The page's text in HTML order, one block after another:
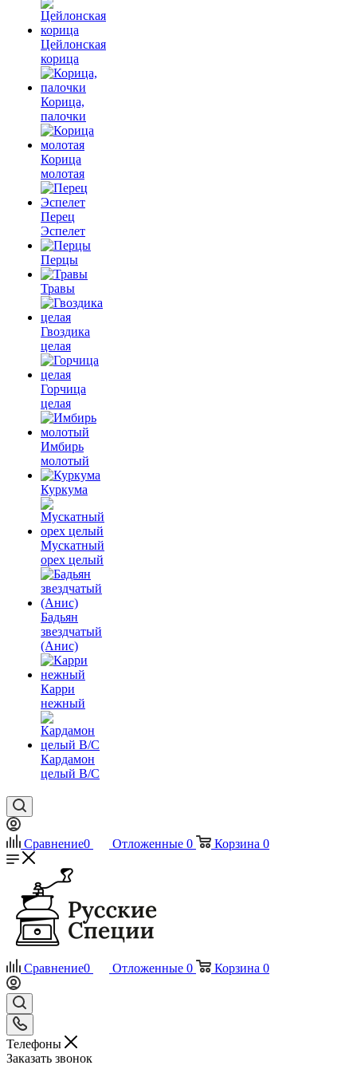
Цейлонская
корица
Корица,
палочки
Корица
молотая
Перец
Эспелет
Перцы
Травы
Гвоздика
целая
Горчица
целая
Имбирь
молотый
Куркума
Мускатный
орех целый
Бадьян
звездчатый
(Анис)
Карри
нежный
Кардамон
целый В/С
Сравнение0 Отложенные 0 Корзина 0
Сравнение0 Отложенные 0 Корзина 0
Телефоны
Заказать звонок